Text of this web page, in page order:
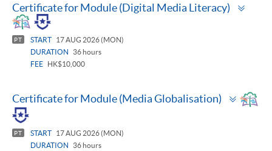
Certificate for Module (Digital Media Literacy)
PT START
17 AUG 2026 (MON)
DURATION
36 hours
FEE
HK$10,000
Certificate for Module (Media Globalisation)
Toggle
panel
PT START
17 AUG 2026 (MON)
DURATION
36 hours